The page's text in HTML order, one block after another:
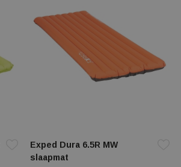
Exped Dura 6.5R MW
slaapmat